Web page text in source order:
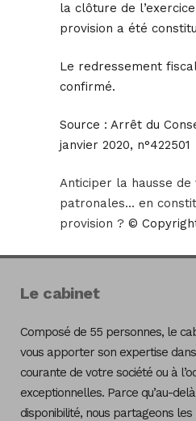
la clôture de
provision a été
Le redressement
confirmé.
Source : Arrêt du
janvier 2020, n°422501
Anticiper la hausse de
patronales… en
provision ? ©
Le cabinet
Composé de 55 personnes, le
vous apporter son expertise
courante de votre société ou à
exceptionnelles. Parce qu’au-
disponibilité, nous partageons